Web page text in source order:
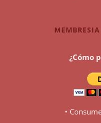
¿Cómo
•